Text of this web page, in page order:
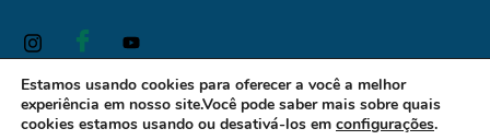
Defensoria Pública do Estado da Paraíba Sede Administrativa:
Rua Deputado Barreto Sobrinho, 168 - Tambiá, João Pessoa -
Estamos usando cookies para oferecer a você a melhor
experiência em nosso site.Você pode saber mais sobre quais
cookies estamos usando ou desativá-los em configurações.